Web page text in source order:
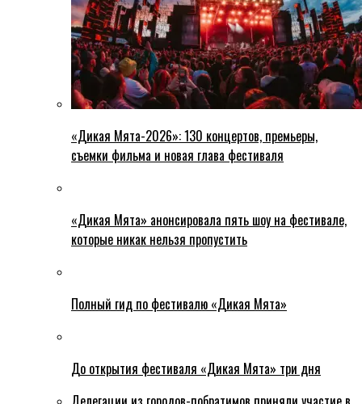
«Дикая Мята-2026»: 130 концертов, премьеры,
съемки фильма и новая глава фестиваля
«Дикая Мята» анонсировала пять шоу на фестивале,
которые никак нельзя пропустить
Полный гид по фестивалю «Дикая Мята»
До открытия фестиваля «Дикая Мята» три дня